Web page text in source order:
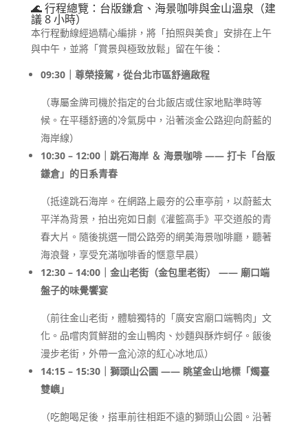
🌊 行程總覽：台版鎌倉、海景咖啡與金山溫泉（建
議 8 小時）
本行程動線經過精心編排，將「拍照與美食」安排在上午
與中午，並將「賞景與極致放鬆」留在午後：
09:30｜尊榮接駕，從台北市區舒適啟程
（專屬金牌司機於指定的台北飯店或住家地點準時等
候。在平穩舒適的冷氣房中，沿著淡金公路迎向蔚藍的
海岸線）
10:30 – 12:00｜跳石海岸 ＆ 海景咖啡 —— 打卡「台版
鎌倉」的日系青春
（抵達跳石海岸。在網路上最夯的公車亭前，以蔚藍太
平洋為背景，拍出宛如日劇《灌籃高手》平交道般的青
春大片。隨後挑選一間公路旁的網美海景咖啡廳，聽著
海浪聲，享受充滿咖啡香的愜意早晨）
12:30 – 14:00｜金山老街（金包里老街） —— 廟口端
盤子的味覺饗宴
（前往金山老街，體驗獨特的「廣安宮廟口端鴨肉」文
化。品嚐肉質鮮甜的金山鴨肉、炒麵與酥炸蚵仔。飯後
漫步老街，外帶一盒沁涼的紅心冰地瓜）
14:15 – 15:30｜獅頭山公園 —— 眺望金山地標「燭臺
雙嶼」
（吃飽喝足後，搭車前往相距不遠的獅頭山公園。沿著